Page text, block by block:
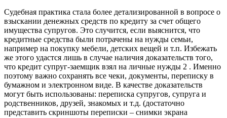
Судебная практика стала более детализированной в вопросе о
взыскании денежных средств по кредиту за счет общего
имущества супругов. Это случится, если выяснится, что
кредитные средства были потрачены на нужды семьи,
например на покупку мебели, детских вещей и т.п. Избежать
же этого удастся лишь в случае наличия доказательств того,
что кредит супруг-заемщик взял на личные нужды 2 . Именно
поэтому важно сохранять все чеки, документы, переписку в
бумажном и электронном виде. В качестве доказательств
могут быть использованы: переписка супругов, супруга и
родственников, друзей, знакомых и т.д. (достаточно
представить скриншоты переписки – снимки экрана